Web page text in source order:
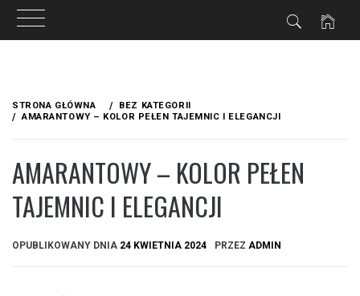
treści
STRONA GŁÓWNA
BEZ KATEGORII
AMARANTOWY – KOLOR PEŁEN TAJEMNIC I ELEGANCJI
AMARANTOWY – KOLOR PEŁEN
TAJEMNIC I ELEGANCJI
OPUBLIKOWANY DNIA 24 KWIETNIA 2024 PRZEZ ADMIN